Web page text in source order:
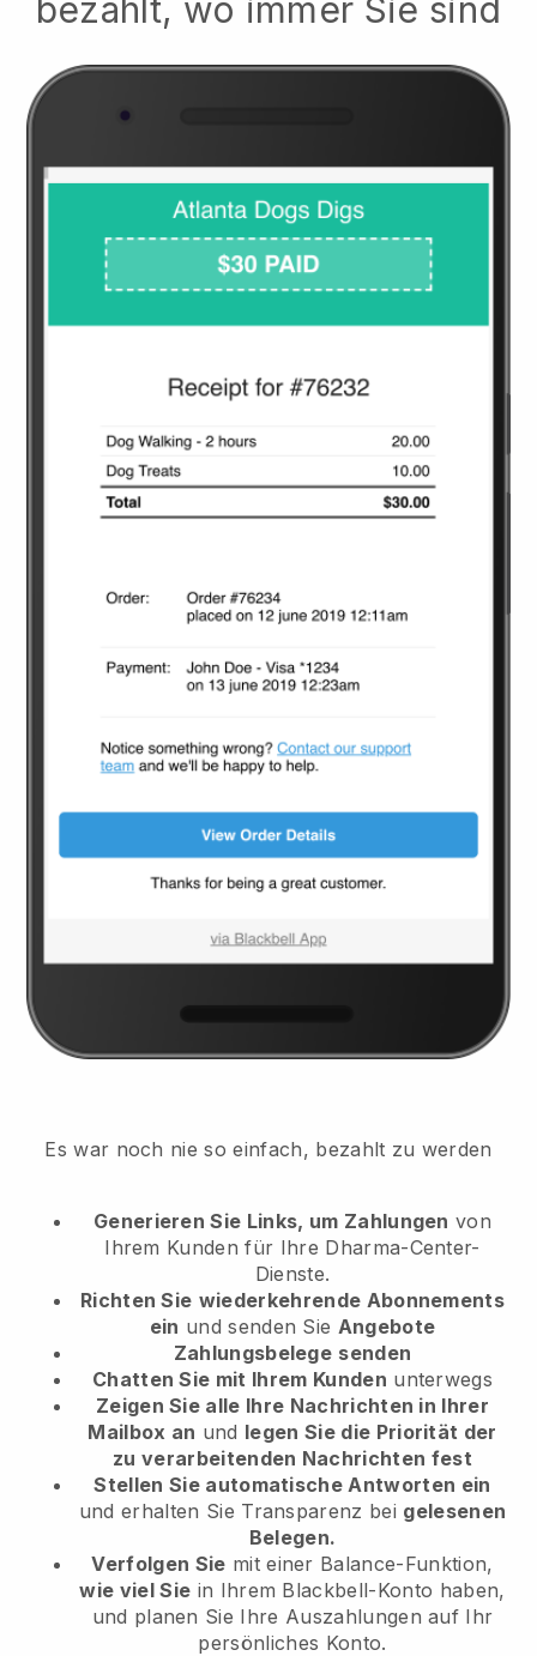
bezahlt, wo immer Sie sind
Es war noch nie so einfach, bezahlt zu werden
Generieren Sie Links, um Zahlungen von
Ihrem Kundenfür Ihre Dharma-Center-
Dienste.
Richten Sie wiederkehrende Abonnements
ein und senden Sie Angebote
Zahlungsbelege senden
Chatten Sie mit Ihrem Kunden unterwegs
Zeigen Sie alle Ihre Nachrichten in Ihrer
Mailbox an und legen Sie die Priorität der
zu verarbeitenden Nachrichten fest
Stellen Sie automatische Antworten ein
und erhalten Sie Transparenz bei gelesenen
Belegen.
Verfolgen Sie mit einer Balance-Funktion,
wie viel Sie in Ihrem Blackbell-Konto haben,
und planen Sie Ihre Auszahlungen auf Ihr
persönliches Konto.